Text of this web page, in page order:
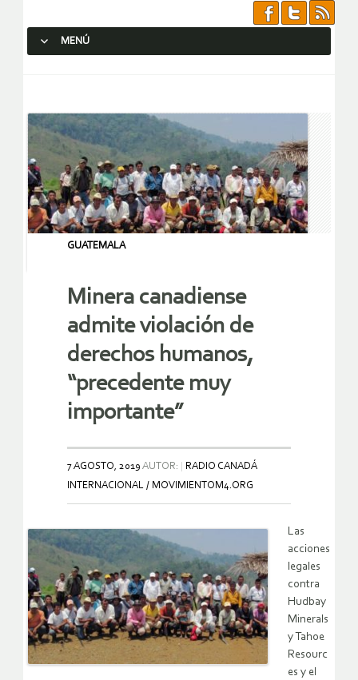
MENÚ
GUATEMALA
Minera canadiense
admite violación de
derechos humanos,
“precedente muy
importante”
7 AGOSTO, 2019 AUTOR:
RADIO CANADÁ
INTERNACIONAL / MOVIMIENTOM4.ORG
Las
acciones
legales
contra
Hudbay
Minerals
y Tahoe
Resourc
es y el